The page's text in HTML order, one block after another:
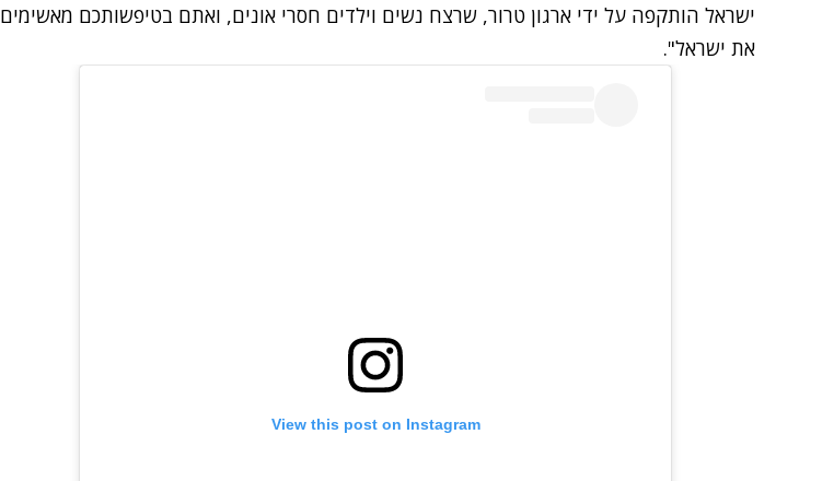
ישראל הותקפה על ידי ארגון טרור, שרצח נשים וילדים חסרי אונים, ואתם בטיפשותכם מאשימים
את ישראל".
View this post on Instagram